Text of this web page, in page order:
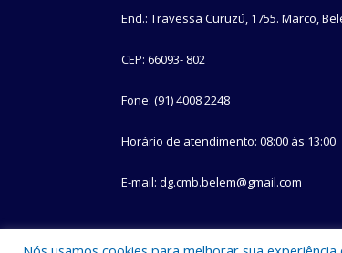
End.: Travessa Curuzú, 1755. Marco,
CEP: 66093- 802
Fone: (91) 4008 2248
Horário de atendimento: 08:00 às 13:00
E-mail: dg.cmb.belem@gmail.com